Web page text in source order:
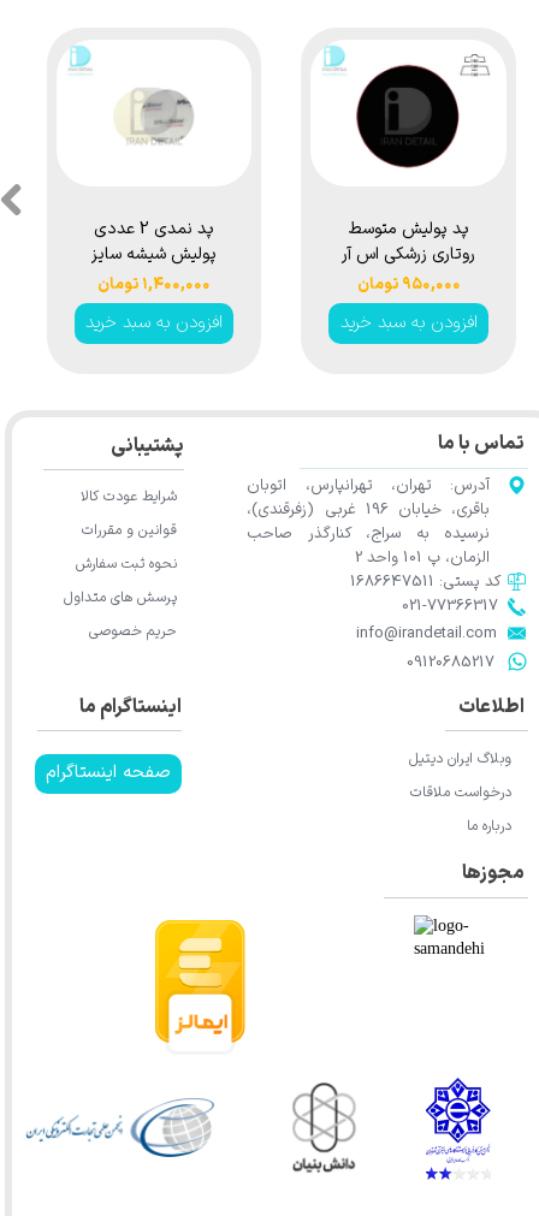
پد نمدی 2 عددی
پولیش شیشه سایز
75 مکس شاین
مدل MaxShine
Glass Polishing
۱,۴۰۰,۰۰۰ تومان
افزودن به سبد خرید
پد پولیش متوسط
روتاری زرشکی اس آر
اس مدل SRS
Rotary Medium
Polishing Pad
۹۵۰,۰۰۰ تومان
افزودن به سبد خرید
تماس با ما
آدرس: تهران، تهرانپارس، اتوبان
باقری، خیابان 196 غربی (زفرقندی)،
نرسیده به سراج، کنارگذر صاحب
الزمان، پ 101 واحد 2
​​​​​​​info@irandetail.com
021-77366317​​​​​​​​​​​​​​​​​​​​​
​​​​​​​09120685217​​​​​​​
کد پستی: 1686647511
اینستاگرام ما
صفحه اینستاگرام
اطلاعات
وبلاگ ایران دیتیل
درخواست ملاقات
درباره ما
پشتیبانی
شرایط عودت کالا
قوانین و مقررات
نحوه ثبت سفارش
پرسش های متداول
حریم خصوصی
مجوزها